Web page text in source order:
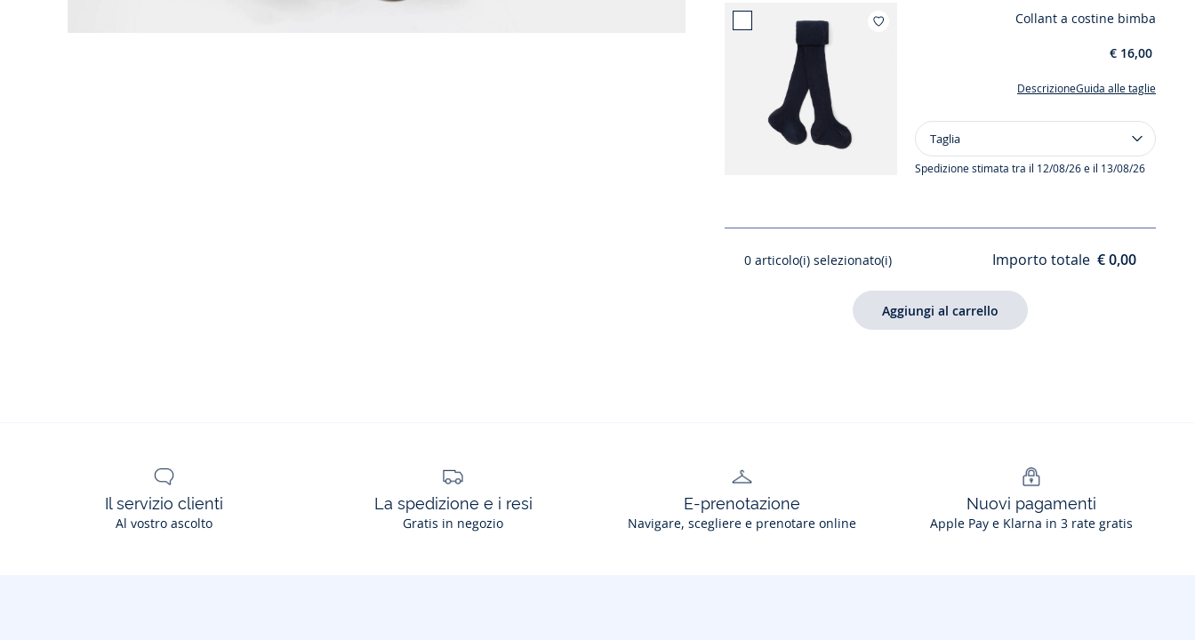
Aggiungi ai miei preferiti : Collant a costine
Collant a costine bimba
€ 16,00
Descrizione Guida alle taglie
Taglia
Collant
a
Taglia
Spedizione stimata tra il 12/08/26 e il 13/08/26
0 articolo(i) selezionato(i) Importo totale € 0,00
Il servizio clienti
Al vostro ascolto
La spedizione e i resi
Gratis in negozio
E-prenotazione
Navigare, scegliere e prenotare online
Nuovi pagamenti
Apple Pay e Klarna in 3 rate gratis